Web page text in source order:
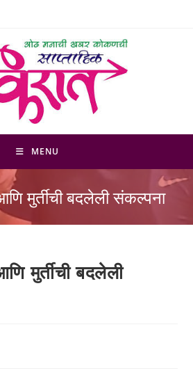
MENU
मुर्तीची बदलेली संकल्पना
मुर्तीची बदलेली